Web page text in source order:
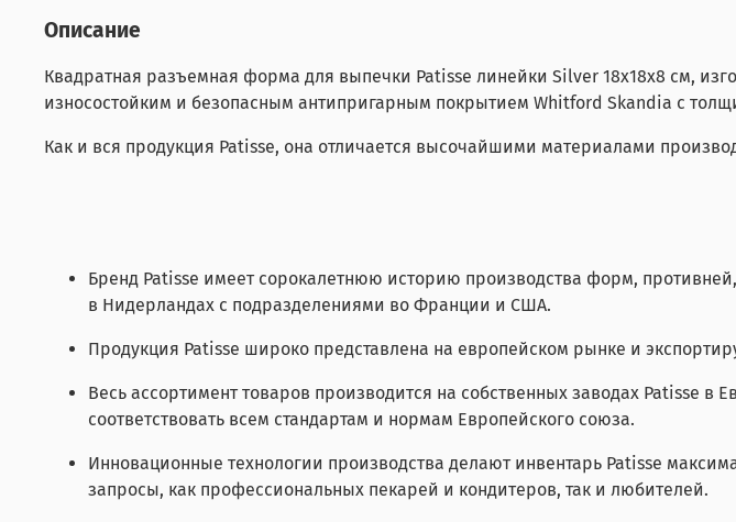
Описание
Квадратная разъемная форма для выпечки Patisse линейки Silver 18х18х8 см,
износостойким и безопасным антипригарным покрытием Whitford Skandia с
Как и вся продукция Patisse, она отличается высочайшими материалами
Бренд Patisse имеет сорокалетнюю историю производства форм,
в Нидерландах с подразделениями во Франции и США.
Продукция Patisse широко представлена на европейском рынке и
Весь ассортимент товаров производится на собственных заводах Patisse в
соответствовать всем стандартам и нормам Европейского союза.
Инновационные технологии производства делают инвентарь Patisse
запросы, как профессиональных пекарей и кондитеров, так и любителей.